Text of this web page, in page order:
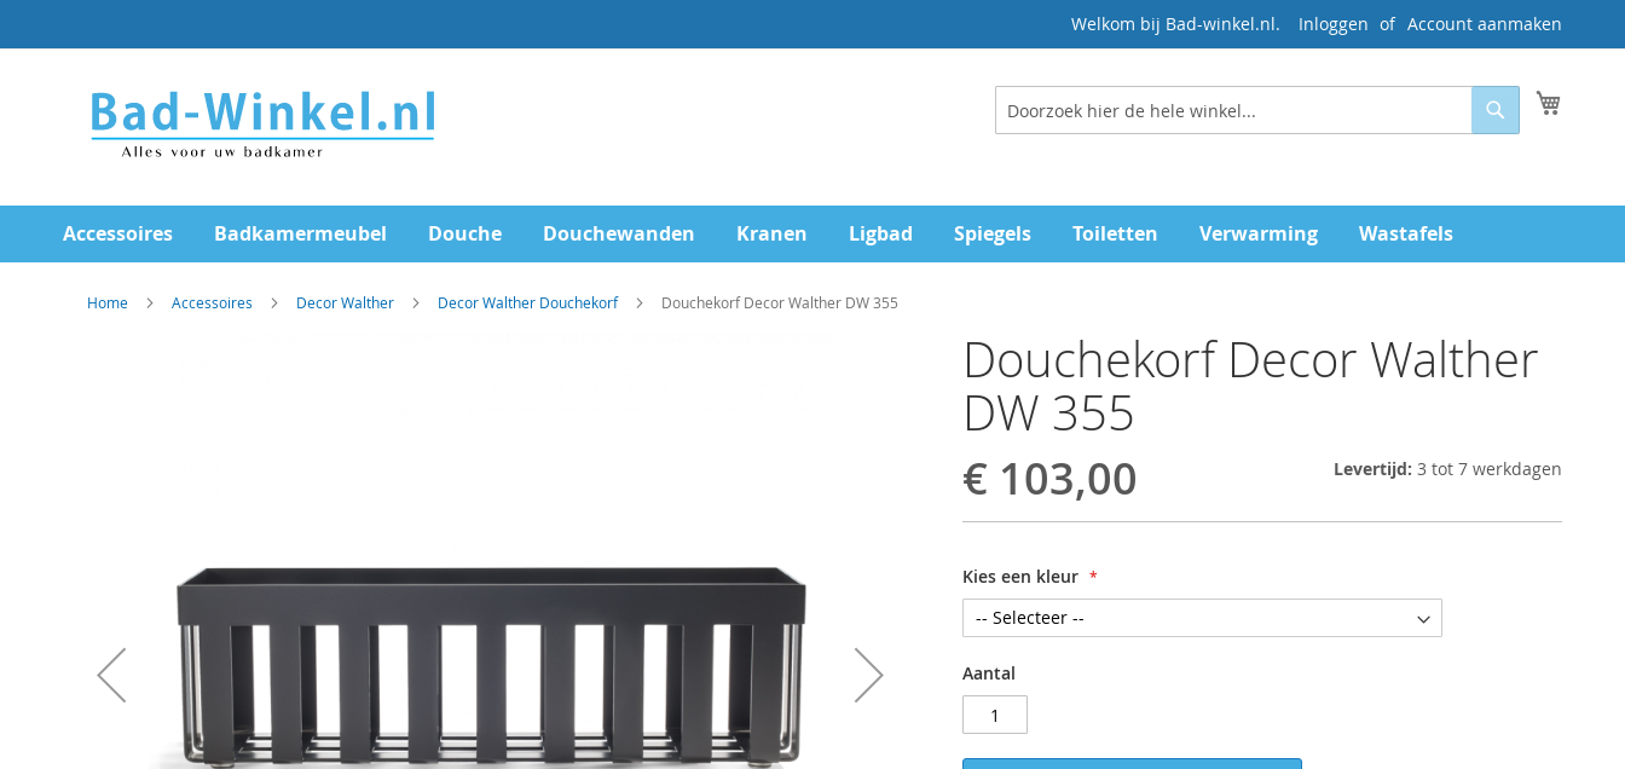
direct
naar
inhoud
Welkom bij Bad-winkel.nl. Inloggen Account aanmaken
Zoeken
Zoeken
Accessoires Badkamermeubel Douche Douchewanden Kranen Ligbad Spiegels Toiletten Verwarming Wastafels
Home Accessoires Decor Walther Decor Walther Douchekorf Douchekorf Decor Walther DW 355
Douchekorf Decor Walther
DW 355
€ 103,00 Levertijd: 3 tot 7 werkdagen
Kies een kleur
Aantal